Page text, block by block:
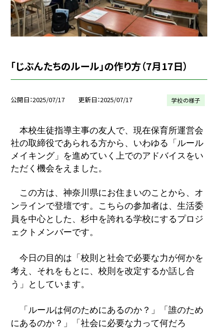
「じぶんたちのルール」の作り方（7月17日）
公開日 2025/07/17 更新日 2025/07/17 学校の様子
本校生徒指導主事の友人で、現在保育所運営会
社の取締役であられる方から、いわゆる「ルール
メイキング」を進めていく上でのアドバイスをい
ただく機会をえました。
この方は、神奈川県にお住まいのことから、オ
ンラインで登壇です。こちらの参加者は、生活委
員を中心とした、杉中を誇れる学校にするプロジ
ェクトメンバーです。
今日の目的は「校則と社会で必要な力が何かを
考え、それをもとに、校則を改定するか話し合
う」としています。
「ルールは何のためにあるのか？」「誰のため
にあるのか？」「社会に必要な力って何だろ